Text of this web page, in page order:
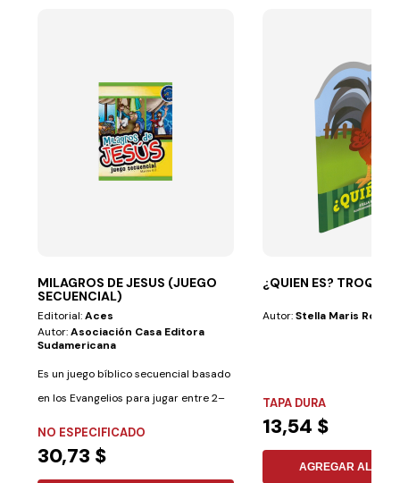
MILAGROS DE JESUS (JUEGO
SECUENCIAL)
Editorial:Aces
Autor:Asociación Casa Editora
Sudamericana
Es un juego bíblico secuencial basado
en los Evangelios para jugar entre 2–
NO ESPECIFICADO
30,73 $
¿QUIEN ES?
Autor:Stella Maris
TAPA DURA
13,54 $
AGREGAR AL